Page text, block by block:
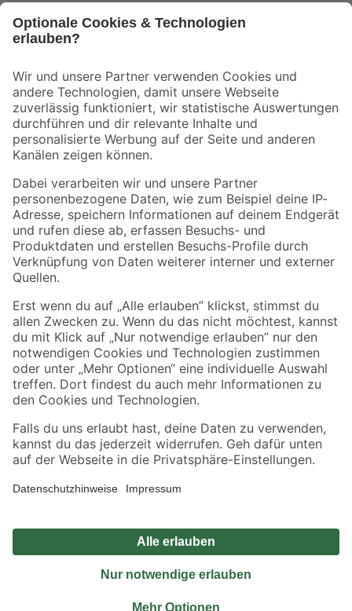
Der toom Newsletter: Keine Angebote und Aktionen mehr verpassen!
Zur Newsletter Anmeldung
Folge uns
Zahlungsarten Versandarten
Sicher einkaufen
Jetzt die toom-App herunterladen
Alle Preisangaben in EUR inkl. gesetzl. MwSt.. Die dargestellten Angebote sind unter
Umständen nicht in allen Märkten verfügbar. Die angegebenen Verfügbarkeiten beziehen
Produkte nur solange der Vorrat reicht.
*Paketversand ab 59 € versandkostenfrei, gilt nicht für Artikel mit Speditionsversand, hier
Privatsphäre Impressum
Nutzungsbedingungen
Widerrufsrecht
Vertrag widerrufen